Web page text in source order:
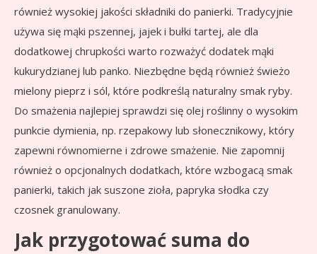
również wysokiej jakości składniki do panierki. Tradycyjnie
używa się mąki pszennej, jajek i bułki tartej, ale dla
dodatkowej chrupkości warto rozważyć dodatek mąki
kukurydzianej lub panko. Niezbędne będą również świeżo
mielony pieprz i sól, które podkreślą naturalny smak ryby.
Do smażenia najlepiej sprawdzi się olej roślinny o wysokim
punkcie dymienia, np. rzepakowy lub słonecznikowy, który
zapewni równomierne i zdrowe smażenie. Nie zapomnij
również o opcjonalnych dodatkach, które wzbogacą smak
panierki, takich jak suszone zioła, papryka słodka czy
czosnek granulowany.
Jak przygotować suma do